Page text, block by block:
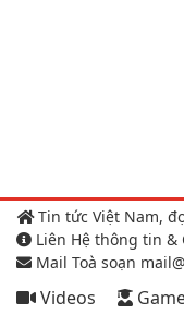
Tin tức Việt Nam,
Liên Hệ thông tin &
Mail Toà soạn
Videos